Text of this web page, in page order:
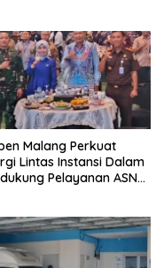
Malang Perkuat
Lintas Instansi Dalam
Pelayanan ASN